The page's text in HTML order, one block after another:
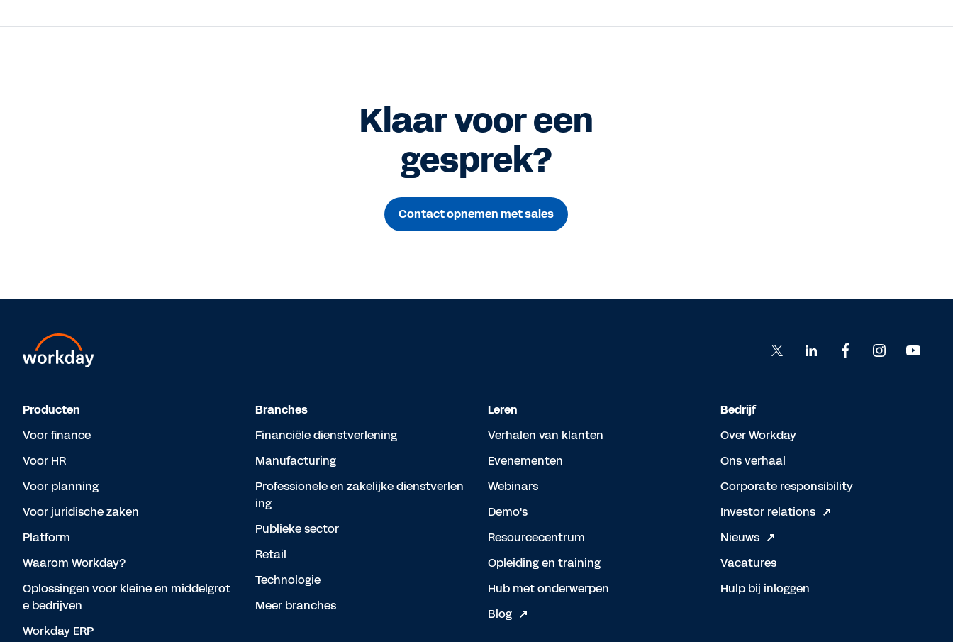
Klaar voor een
gesprek?
Contact opnemen met sales
Producten
Voor finance
Voor HR
Voor planning
Voor juridische zaken
Platform
Waarom Workday?
Oplossingen voor kleine en middelgrot
e bedrijven
Workday ERP
Branches
Financiële dienstverlening
Manufacturing
Professionele en zakelijke dienstverlen
ing
Publieke sector
Retail
Technologie
Meer branches
Leren
Verhalen van klanten
Evenementen
Webinars
Demo's
Resourcecentrum
Opleiding en training
Hub met onderwerpen
Blog
Bedrijf
Over Workday
Ons verhaal
Corporate responsibility
Investor relations
Nieuws
Vacatures
Hulp bij inloggen